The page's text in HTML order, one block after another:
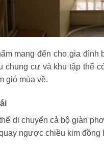
mang đến cho gia
cư và khu tập thể
gió mùa về.
di chuyển cả bộ giàn
ngược chiều kim đồng